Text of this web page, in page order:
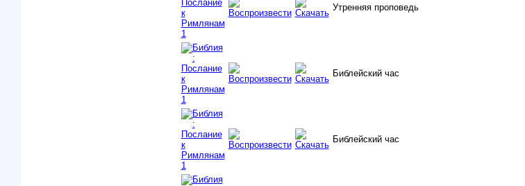
Утренняя проповедь
Библейский час
Библейский час